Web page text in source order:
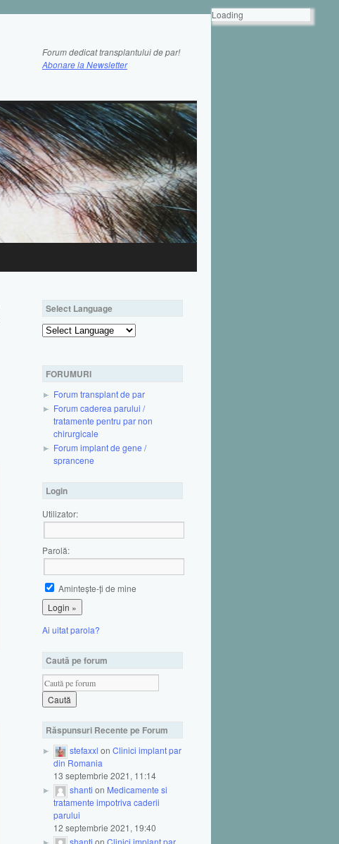
Forum dedicat transplantului de par!
Abonare la Newsletter
Loading
Select Language
FORUMURI
Forum transplant de par
Forum caderea parului /
tratamente pentru par non
chirurgicale
Forum implant de gene /
sprancene
Login
Utilizator:
Parolă:
Aminteşte-ţi de mine
Ai uitat parola?
Caută pe forum
Răspunsuri Recente pe Forum
stefaxxl on Clinici implant par
din Romania
13 septembrie 2021, 11:14
shanti on Medicamente si
tratamente impotriva caderii
parului
12 septembrie 2021, 19:40
shanti on Clinici implant par